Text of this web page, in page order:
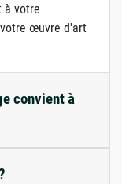
à votre
œuvre d'art
convient à